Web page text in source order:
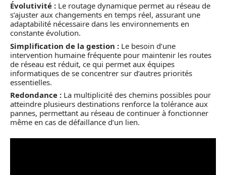
Évolutivité : Le routage dynamique permet au réseau de
s’ajuster aux changements en temps réel, assurant une
adaptabilité nécessaire dans les environnements en
constante évolution.
Simplification de la gestion : Le besoin d’une
intervention humaine fréquente pour maintenir les routes
de réseau est réduit, ce qui permet aux équipes
informatiques de se concentrer sur d’autres priorités
essentielles.
Redondance : La multiplicité des chemins possibles pour
atteindre plusieurs destinations renforce la tolérance aux
pannes, permettant au réseau de continuer à fonctionner
même en cas de défaillance d’un lien.